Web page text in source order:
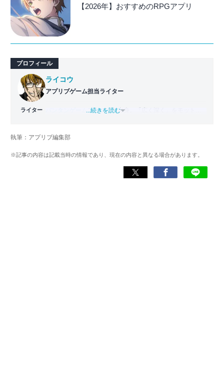
【2026年】おすすめのRPGアプリ
プロフィール
ライター
ライコウ
アプリブゲーム担当ライター
バンタンゲームアカデミー 出身。「広く深く」をモットー
ゲームだけでも1,000本以上。ゲーム開発者を目指した経験
くして面白さを引き出し、人々に伝えるためゲームライタ
...続きを読む
執筆：アプリブ編集部
※記事の内容は記載当時の情報であり、現在の内容と異なる場合があります。